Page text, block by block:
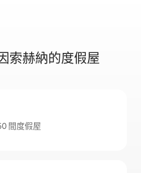
索赫納的度假屋
間度假屋